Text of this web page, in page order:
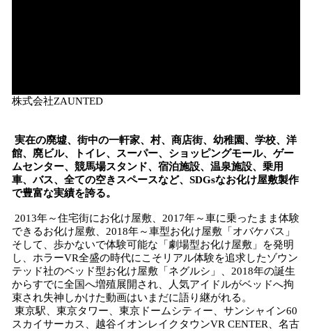
株式会社ZAUNTED
実在の廃墟、街中の一軒家、村、商店街、幼稚園、学校、洋
館、廃ビル、トイレ、スーパー、ショッピングモール、ゲー
ムセンター、競馬場スタンド、宿泊施設、温泉施設、乗用
車、バス、全ての空きスペースなど、SDGsなお化け屋敷製作
で豊富な実績を誇る。
2013年～住宅街にお化け屋敷、2017年～車に乗ったまま体験
できるお化け屋敷、2018年～車型お化け屋敷「オバケバス」
そして、歩かないで体験可能な「劇場型お化け屋敷」を発明
し、ホラーVR全盛の時代にこそリアル体験を追求したゾウン
テッド社のベッド型お化け屋敷「ネグルシ」、2018年の誕生
からすでに全国へ増殖展開され、人気アイドルがベッドへ拘
束され失神しかけた動画はいまだに語り継がれる。
東京駅、東京タワー、東京ドームシティー、サンシャイン60
スカイサーカス、越谷イオンレイクタウンVR CENTER、名古